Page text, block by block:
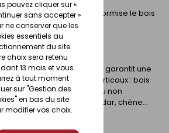
pouvez cliquer sur «
sans accepter »
ne conserver que les
essentiels au
du site.
choix sera retenu
13 mois et vous
à tout moment
sur "Gestion des
en bas du site
modifier vos choix.
protège, embellit et uniformise le bois
L/couche
: 1 heure environ
: avec de l'eau
la lasure TECH-WOOD® garantit une
les bois extérieurs verticaux : bois
tendres, y compris peu ou non
mélèze, douglas, red cedar, chêne...
et autoclavés.
produit